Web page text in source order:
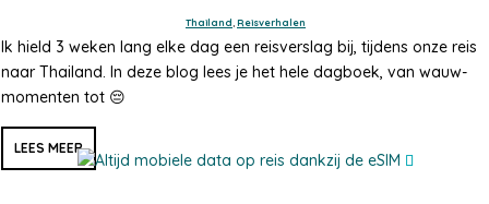
Thailand,Reisverhalen
Ik hield 3 weken lang elke dag een reisverslag bij, tijdens onze reis
naar Thailand. In deze blog lees je het hele dagboek, van wauw-
momenten tot 😔
LEES MEER